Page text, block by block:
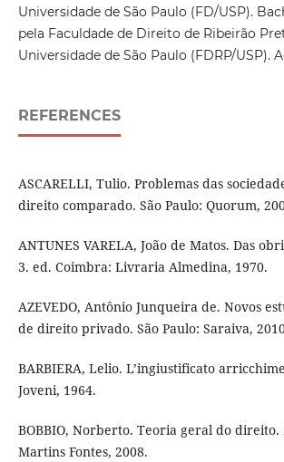
Universidade de São Paulo (FD/USP).
pela Faculdade de Direito de Ribeirão
Universidade de São Paulo (FDRP/USP).
REFERENCES
ASCARELLI, Tulio. Problemas das
direito comparado. São Paulo: Quorum,
ANTUNES VARELA, João de Matos. Das
3. ed. Coimbra: Livraria Almedina, 1970.
AZEVEDO, Antônio Junqueira de. Novos
de direito privado. São Paulo: Saraiva,
BARBIERA, Lelio. L’ingiustificato
Joveni, 1964.
BOBBIO, Norberto. Teoria geral do direito.
Martins Fontes, 2008.